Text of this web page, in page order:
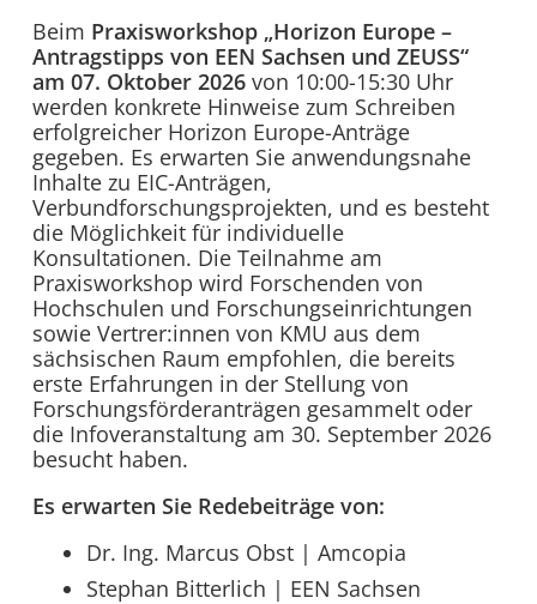
Beim Praxisworkshop „Horizon Europe –
Antragstipps von EEN Sachsen und ZEUSS“
am 07. Oktober 2026 von 10:00-15:30 Uhr
werden konkrete Hinweise zum Schreiben
erfolgreicher Horizon Europe-Anträge
gegeben. Es erwarten Sie anwendungsnahe
Inhalte zu EIC-Anträgen,
Verbundforschungsprojekten, und es besteht
die Möglichkeit für individuelle
Konsultationen. Die Teilnahme am
Praxisworkshop wird Forschenden von
Hochschulen und Forschungseinrichtungen
sowie Vertrer:innen von KMU aus dem
sächsischen Raum empfohlen, die bereits
erste Erfahrungen in der Stellung von
Forschungsförderanträgen gesammelt oder
die Infoveranstaltung am 30. September 2026
besucht haben.
Es erwarten Sie Redebeiträge von:
Dr. Ing. Marcus Obst | Amcopia
Stephan Bitterlich | EEN Sachsen